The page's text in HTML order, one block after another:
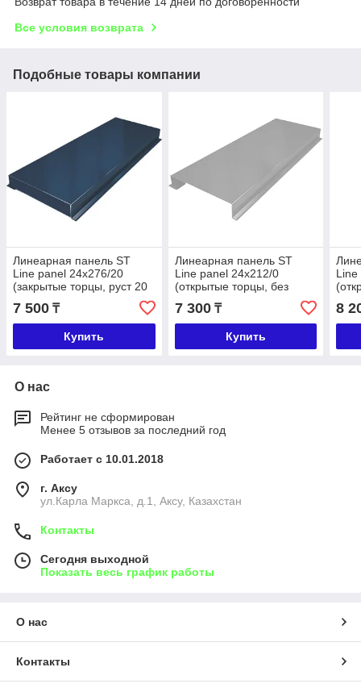
Все условия возврата
Подобные товары компании
Линеарная панель ST
Line panel 24х276/20
(закрытые торцы, руст 20
7 500 ₸
Купить
Линеарная панель ST
Line panel 24х212/0
(открытые торцы, без
руста, оцинкованная)
7 300₸
Купить
Line
8
О нас
Рейтинг не сформирован
Менее 5 отзывов за последний год
Работает с 10.01.2018
г. Аксу
ул.Карла Маркса, д.1, Аксу, Казахстан
Контакты
Сегодня выходной
Показать весь график работы
О нас
Контакты